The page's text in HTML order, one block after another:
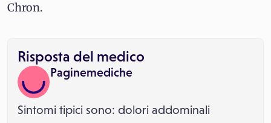
Chron.
Risposta del medico
Paginemediche
Sintomi tipici sono: dolori addominali